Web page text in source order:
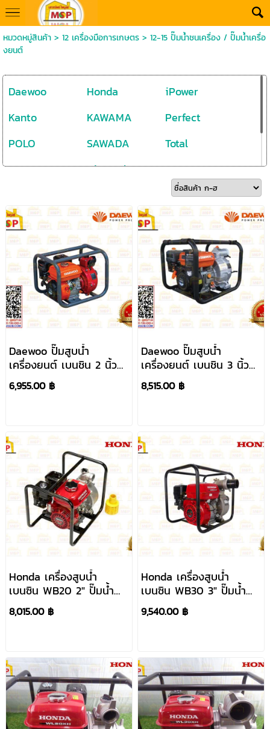
หมวดหมู่สินค้า> 12 เครื่องมือการเกษตร> 12-15 ปั๊มน้ำชนเครื่อง / ปั๊มน้ำเครื่อ
งยนต์
Daewoo Honda
iPower
Kanto
KAWAMA
Perfect
POLO
SAWADA
Total
VALU
Vigotech
WADFOW
Daewoo ปั๊มสูบน้ำ
เครื่องยนต์ เบนชิน 2 นิ้ว
6,955.00 ฿
Daewoo ปั๊มสูบน้ำ
เครื่องยนต์ เบนชิน 3 นิ้ว
8,515.00 ฿
Honda เครื่องสูบน้ำ
เบนซิน WB20 2" ปั๊มน้ำ
เครื่องยนต์
8,015.00 ฿
Honda เครื่องสูบน้ำ
เบนซิน WB30 3" ปั๊มน้ำ
เครื่องยนต์
9,540.00 ฿